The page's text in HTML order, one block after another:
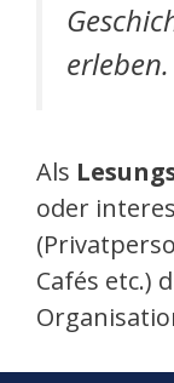
erleben.
Als
oder
Cafés etc.)